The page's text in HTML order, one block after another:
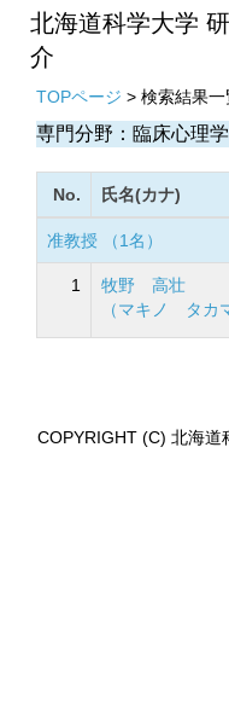
北海道科学大学
介
TOPページ > 検索結果一
専門分野：臨床心理学
No. 氏名(カナ)
准教授 （1名）
1
牧野 高壮
（マキノ タカ
COPYRIGHT (C) 北海